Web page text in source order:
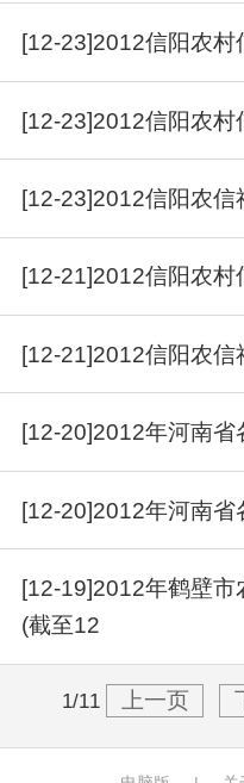
[12-23]2012信阳农
[12-23]2012信阳农村
[12-23]2012信阳农信
[12-21]2012信阳农村
[12-21]2012信阳农信
[12-20]2012年河南
[12-20]2012年河南省
[12-19]2012年鹤壁
(截至12
1/11 上一页